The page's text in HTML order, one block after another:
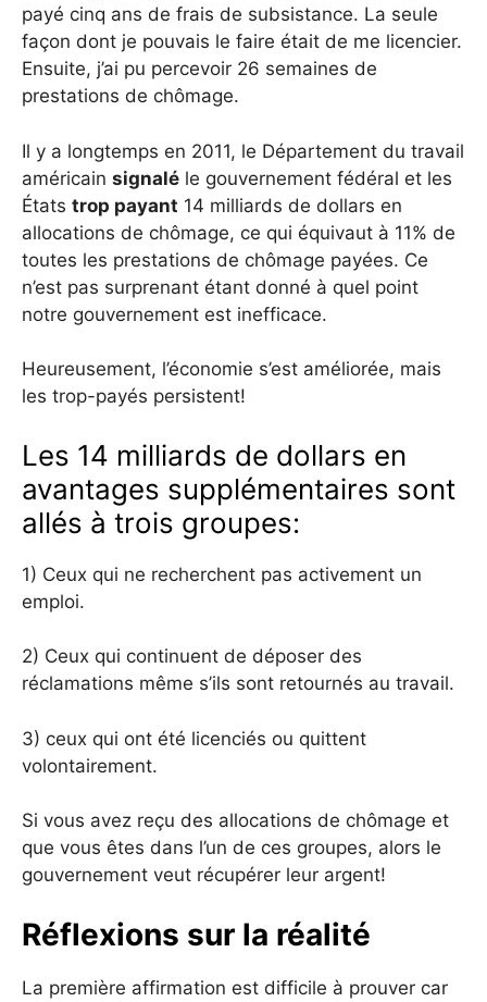
payé cinq ans de frais de subsistance. La seule
façon dont je pouvais le faire était de me licencier.
Ensuite, j’ai pu percevoir 26 semaines de
prestations de chômage.
Il y a longtemps en 2011, le Département du travail
américain signalé le gouvernement fédéral et les
États trop payant 14 milliards de dollars en
allocations de chômage, ce qui équivaut à 11% de
toutes les prestations de chômage payées. Ce
n’est pas surprenant étant donné à quel point
notre gouvernement est inefficace.
Heureusement, l’économie s’est améliorée, mais
les trop-payés persistent!
Les 14 milliards de dollars en
avantages supplémentaires sont
allés à trois groupes:
1) Ceux qui ne recherchent pas activement un
emploi.
2) Ceux qui continuent de déposer des
réclamations même s’ils sont retournés au travail.
3) ceux qui ont été licenciés ou quittent
volontairement.
Si vous avez reçu des allocations de chômage et
que vous êtes dans l’un de ces groupes, alors le
gouvernement veut récupérer leur argent!
Réflexions sur la réalité
La première affirmation est difficile à prouver car